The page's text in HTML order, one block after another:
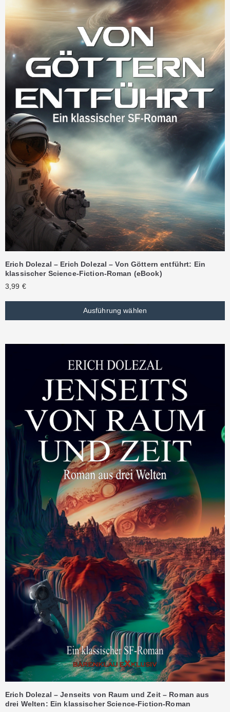
Erich Dolezal – Erich Dolezal – Von Göttern entführt: Ein
klassischer Science-Fiction-Roman (eBook)
3,99 €
Ausführung wählen
Erich Dolezal – Jenseits von Raum und Zeit – Roman aus
drei Welten: Ein klassischer Science-Fiction-Roman